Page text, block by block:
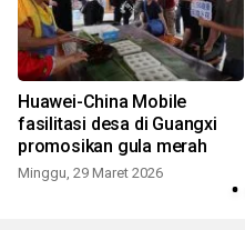
Huawei-China Mobile
fasilitasi desa di Guangxi
promosikan gula merah
Minggu, 29 Maret 2026